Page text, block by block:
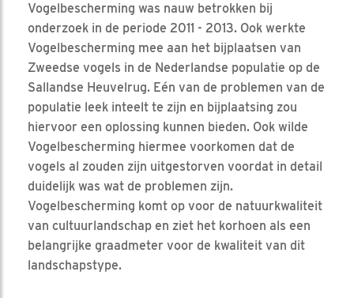
Vogelbescherming was nauw betrokken bij
onderzoek in de periode 2011 - 2013. Ook werkte
Vogelbescherming mee aan het bijplaatsen van
Zweedse vogels in de Nederlandse populatie op de
Sallandse Heuvelrug. Eén van de problemen van de
populatie leek inteelt te zijn en bijplaatsing zou
hiervoor een oplossing kunnen bieden. Ook wilde
Vogelbescherming hiermee voorkomen dat de
vogels al zouden zijn uitgestorven voordat in detail
duidelijk was wat de problemen zijn.
Vogelbescherming komt op voor de natuurkwaliteit
van cultuurlandschap en ziet het korhoen als een
belangrijke graadmeter voor de kwaliteit van dit
landschapstype.